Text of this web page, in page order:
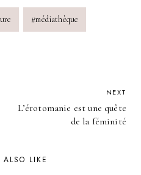
#médiathèque
NEXT
L’érotomanie est une quête
de la féminité
LIKE